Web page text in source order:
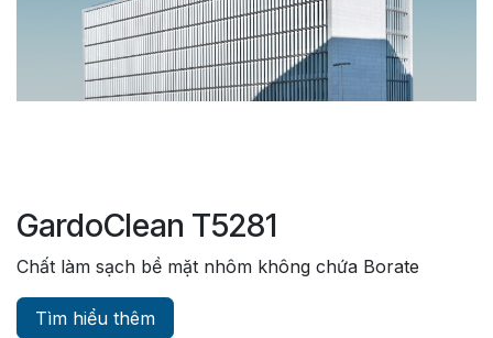
GardoClean T5281
Chất làm sạch bề mặt nhôm không chứa Borate
Tìm hiểu thêm